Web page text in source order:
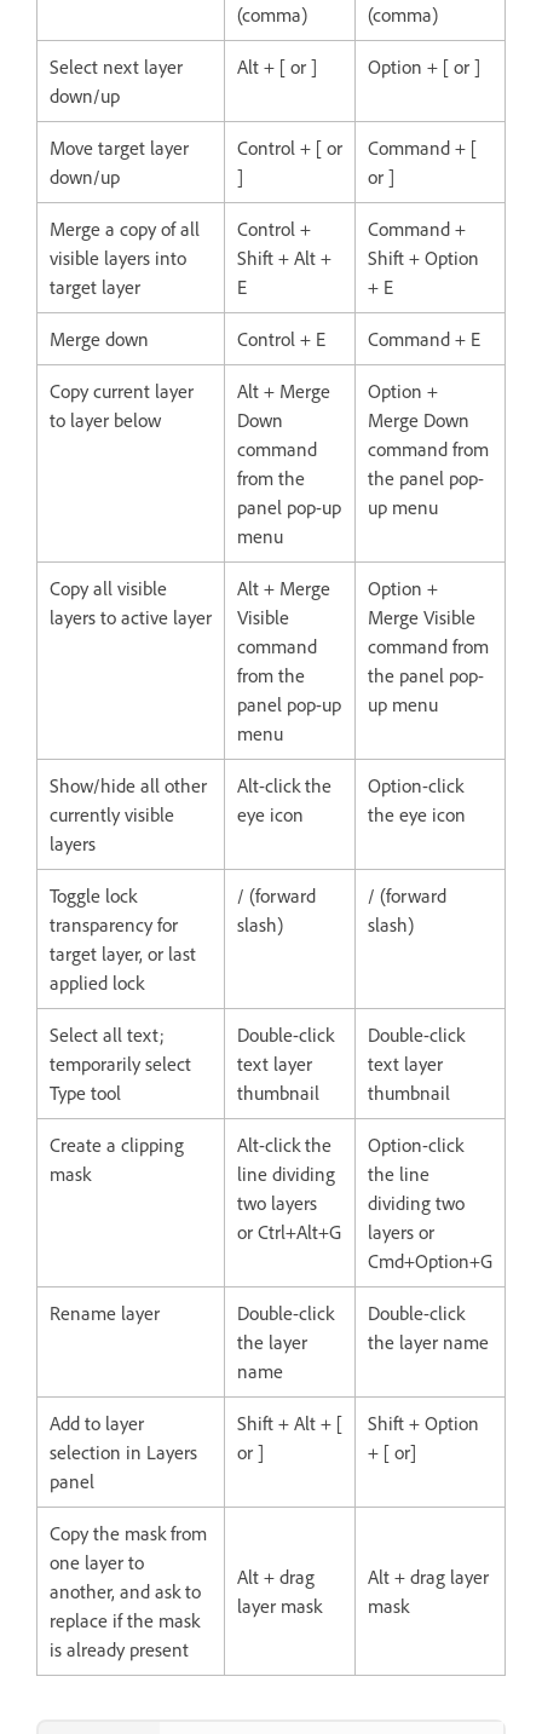
(comma)
(comma)
Select next layer
down/up
Alt + [ or ] Option + [ or ]
Move target layer
down/up
Control + [ or
]
Command + [
or ]
Merge a copy of all
visible layers into
target layer
Control +
Shift + Alt +
E
Command +
Shift + Option
+ E
Merge down Control + E Command + E
Copy current layer
to layer below
Alt + Merge
Down
command
from the
panel pop-up
menu
Option +
Merge Down
command from
the panel pop-
up menu
Copy all visible
layers to active layer
Alt + Merge
Visible
command
from the
panel pop-up
menu
Option +
Merge Visible
command from
the panel pop-
up menu
Show/hide all other
currently visible
layers
Alt-click the
eye icon
Option-click
the eye icon
Toggle lock
transparency for
target layer, or last
applied lock
/ (forward
slash)
/ (forward
slash)
Select all text;
temporarily select
Type tool
Double-click
text layer
thumbnail
Double-click
text layer
thumbnail
Create a clipping
mask
Alt-click the
line dividing
two layers
or Ctrl+Alt+G
Option-click
the line
dividing two
layers or
Cmd+Option+G
Rename layer
Double-click
the layer
name
Double-click
the layer name
Add to layer
selection in Layers
panel
Shift + Alt + [
or ]
Shift + Option
+ [ or]
Copy the mask from
one layer to
another, and ask to
replace if the mask
is already present
Alt + drag
layer mask
Alt + drag layer
mask